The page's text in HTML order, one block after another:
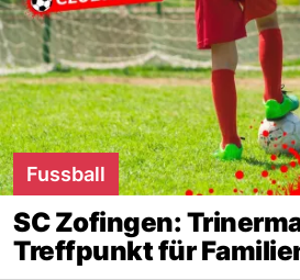
Fussball
SC Zofingen:
Treffpunkt für